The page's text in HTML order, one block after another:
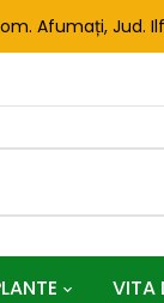
Afumați,
VITA